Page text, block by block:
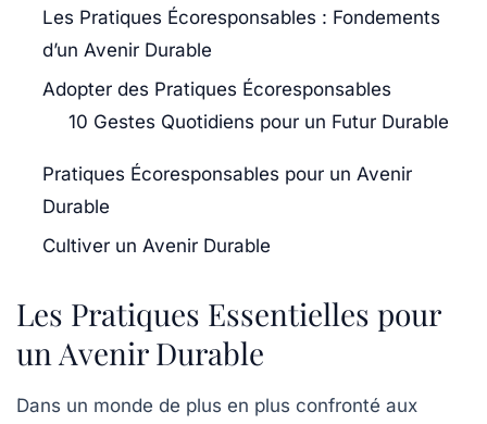
Les Pratiques Écoresponsables : Fondements
d’un Avenir Durable
Adopter des Pratiques Écoresponsables
10 Gestes Quotidiens pour un Futur Durable
Pratiques Écoresponsables pour un Avenir
Durable
Cultiver un Avenir Durable
Les Pratiques Essentielles pour
un Avenir Durable
Dans un monde de plus en plus confronté aux